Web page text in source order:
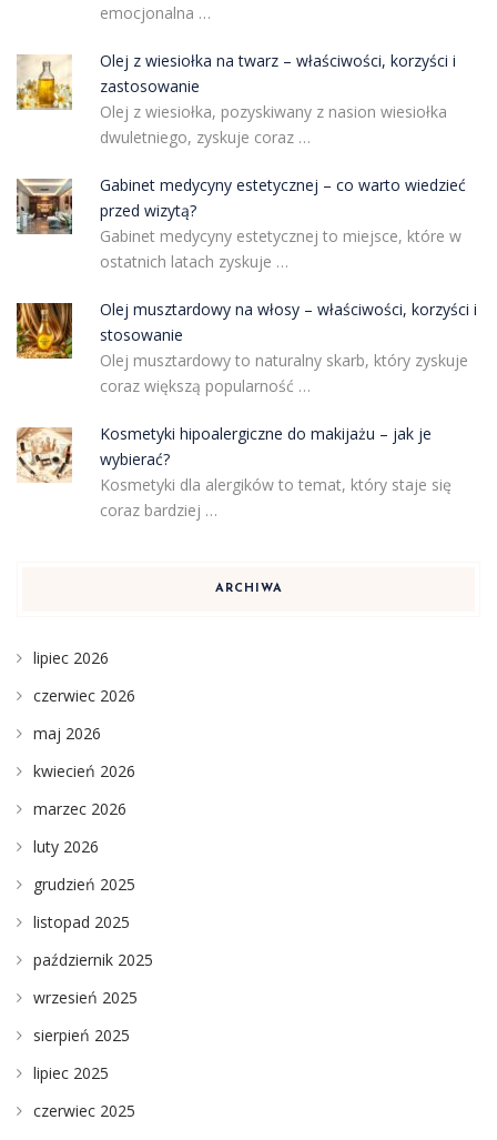
emocjonalna …
Olej z wiesiołka na twarz – właściwości, korzyści i
zastosowanie
Olej z wiesiołka, pozyskiwany z nasion wiesiołka
dwuletniego, zyskuje coraz …
Gabinet medycyny estetycznej – co warto wiedzieć
przed wizytą?
Gabinet medycyny estetycznej to miejsce, które w
ostatnich latach zyskuje …
Olej musztardowy na włosy – właściwości, korzyści i
stosowanie
Olej musztardowy to naturalny skarb, który zyskuje
coraz większą popularność …
Kosmetyki hipoalergiczne do makijażu – jak je
wybierać?
Kosmetyki dla alergików to temat, który staje się
coraz bardziej …
ARCHIWA
lipiec 2026
czerwiec 2026
maj 2026
kwiecień 2026
marzec 2026
luty 2026
grudzień 2025
listopad 2025
październik 2025
wrzesień 2025
sierpień 2025
lipiec 2025
czerwiec 2025